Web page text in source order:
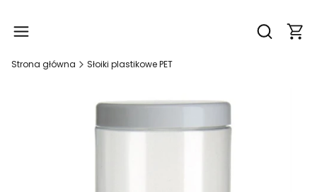
Otwórz
Strona główna Słoiki plastikowe PET